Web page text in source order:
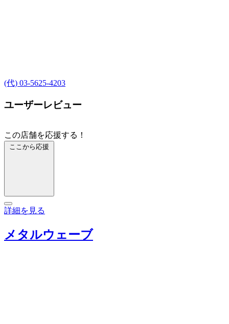
(代) 03-5625-4203
ユーザーレビュー
この店舗を応援する！
ここから応援
詳細を見る
メタルウェーブ